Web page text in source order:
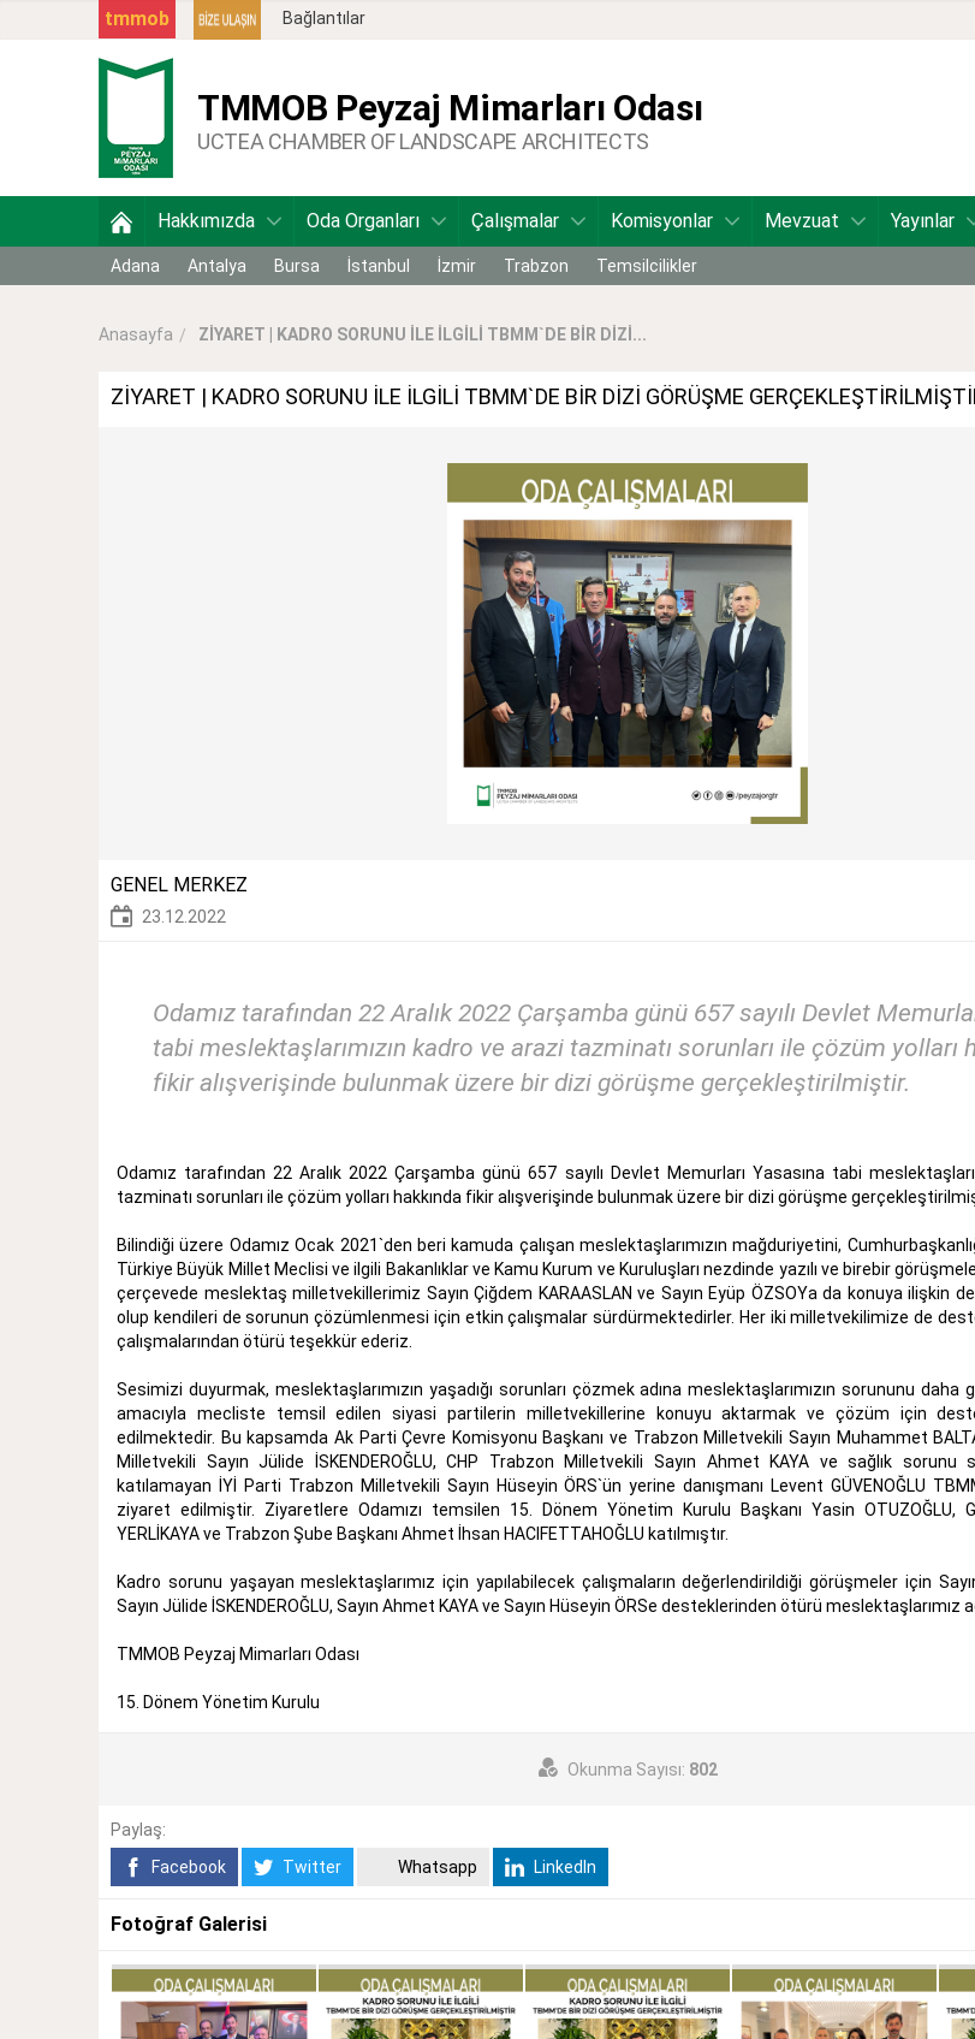
Bağlantılar
tmmob
TMMOB Peyzaj Mimarları Odası
UCTEA CHAMBER OF LANDSCAPE ARCHITECTS
Hakkımızda Oda Organları Çalışmalar Komisyonlar Mevzuat Yayınlar
Adana Antalya Bursa İstanbul İzmir Trabzon Temsilcilikler
Anasayfa ZİYARET | KADRO SORUNU İLE İLGİLİ TBMM`DE BİR DİZİ...
ZİYARET | KADRO SORUNU İLE İLGİLİ TBMM`DE BİR DİZİ GÖRÜŞME
GENEL MERKEZ
23.12.2022
Odamız tarafından 22 Aralık 2022 Çarşamba günü 657 sayılı Devlet
tabi meslektaşlarımızın kadro ve arazi tazminatı sorunları ile çözüm yolları
fikir alışverişinde bulunmak üzere bir dizi görüşme gerçekleştirilmiştir.
Odamız tarafından 22 Aralık 2022 Çarşamba günü 657 sayılı Devlet Memurları Yasasına tabi
tazminatı sorunları ile çözüm yolları hakkında fikir alışverişinde bulunmak üzere bir dizi görüşme
Bilindiği üzere Odamız Ocak 2021`den beri kamuda çalışan meslektaşlarımızın mağduriyetini,
Türkiye Büyük Millet Meclisi ve ilgili Bakanlıklar ve Kamu Kurum ve Kuruluşları nezdinde yazılı ve birebir
çerçevede meslektaş milletvekillerimiz Sayın Çiğdem KARAASLAN ve Sayın Eyüp ÖZSOYa da konuya ilişkin
olup kendileri de sorunun çözümlenmesi için etkin çalışmalar sürdürmektedirler. Her iki milletvekilimize de
çalışmalarından ötürü teşekkür ederiz.
Sesimizi duyurmak, meslektaşlarımızın yaşadığı sorunları çözmek adına meslektaşlarımızın sorununu
amacıyla mecliste temsil edilen siyasi partilerin milletvekillerine konuyu aktarmak ve çözüm için
edilmektedir. Bu kapsamda Ak Parti Çevre Komisyonu Başkanı ve Trabzon Milletvekili Sayın Muhammet
Milletvekili Sayın Jülide İSKENDEROĞLU, CHP Trabzon Milletvekili Sayın Ahmet KAYA ve sağlık sorunu
katılamayan İYİ Parti Trabzon Milletvekili Sayın Hüseyin ÖRS`ün yerine danışmanı Levent GÜVENOĞLU
ziyaret edilmiştir. Ziyaretlere Odamızı temsilen 15. Dönem Yönetim Kurulu Başkanı Yasin OTUZOĞLU,
YERLİKAYA ve Trabzon Şube Başkanı Ahmet İhsan HACIFETTAHOĞLU katılmıştır.
Kadro sorunu yaşayan meslektaşlarımız için yapılabilecek çalışmaların değerlendirildiği görüşmeler için
Sayın Jülide İSKENDEROĞLU, Sayın Ahmet KAYA ve Sayın Hüseyin ÖRSe desteklerinden ötürü meslektaşlarımız
TMMOB Peyzaj Mimarları Odası
15. Dönem Yönetim Kurulu
Okunma Sayısı: 802
Paylaş:
Facebook
Twitter Whatsapp LinkedIn
Fotoğraf Galerisi